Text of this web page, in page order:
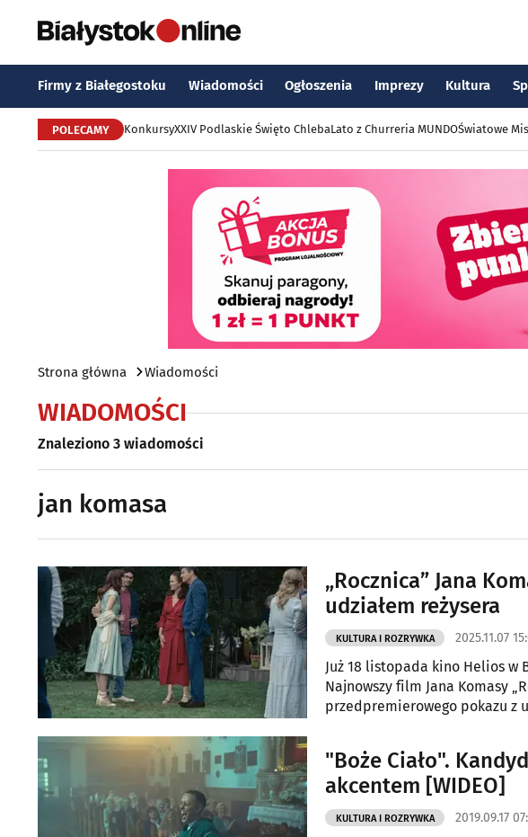
Firmy z Białegostoku Wiadomości Ogłoszenia Imprezy Kultura
POLECAMY KonkursyXXIV Podlaskie Święto ChlebaLato z Churreria MUNDOŚwiatowe
Strona główna Wiadomości
WIADOMOŚCI
Znaleziono 3 wiadomości
jan komasa
„Rocznica” Jana
udziałem reżysera
KULTURA I ROZRYWKA 2025.11.07
Już 18 listopada kino Helios w
Najnowszy film Jana Komasy
przedpremierowego pokazu z
"Boże Ciało".
akcentem [WIDEO]
KULTURA I ROZRYWKA 2019.09.17